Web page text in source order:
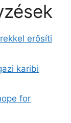
erősíti
karibi
for